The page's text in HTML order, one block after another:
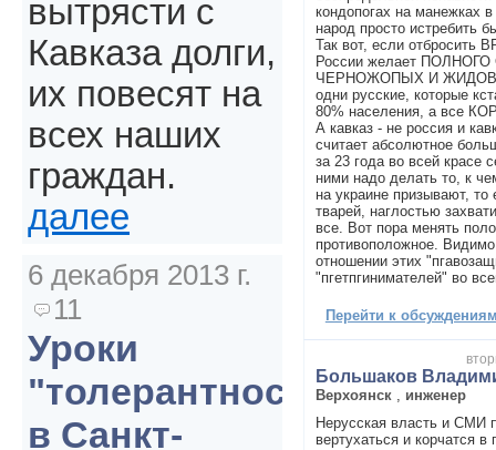
кондопогах на манежках
народ просто истребить
Так вот, если отбросить
России желает
ЧЕРНОЖОПЫХ И ЖИДОВ.
одни русские, которые
80% населения, а все
А кавказ - не россия и
считает абсолютное
за 23 года во всей красе
ними надо делать то, к
на украине призывают, то
тварей, наглостью
все. Вот пора менять
противоположное.
отношении этих
"пгетпгинимателей" во
Перейти к
Большаков
Верхоянск
инженер
Нерусская власть и СМИ
вертухаться и корчатся
вытрясти с
Кавказа долги,
их повесят на
всех наших
граждан.
далее
6 декабря 2013 г.
11
Уроки
"толерантности"
в Санкт-